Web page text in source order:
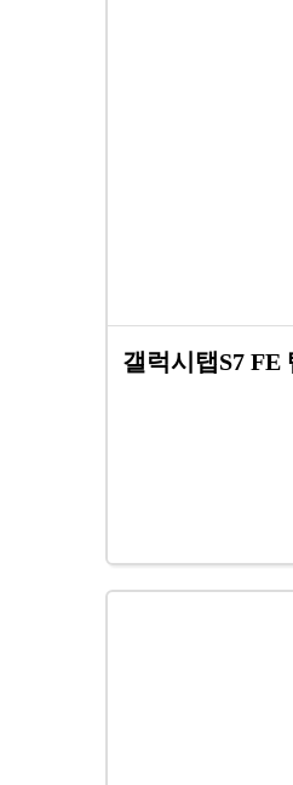
갤럭시탭S7 FE